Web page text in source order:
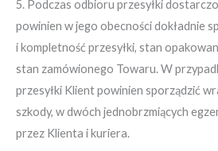
5. Podczas odbioru przesyłki
powinien w jego obecności dokładnie
i kompletność przesyłki, stan
stan zamówionego Towaru. W
przesyłki Klient powinien sporządzić
szkody, w dwóch jednobrzmiących
przez Klienta i kuriera.